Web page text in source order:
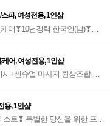
파, 여성전용, 1인샵
어❣10년경력 한국인(남)❣✔
케어, 여성전용, 1인샵
+센슈얼 마사지 환상조합 찾
용, 1인샵
스트❣ 특별한 당신을 위한 프리